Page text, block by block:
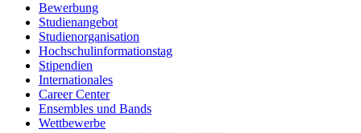
Bewerbung
Studienangebot
Studienorganisation
Hochschulinformationstag
Stipendien
Internationales
Career Center
Ensembles und Bands
Wettbewerbe